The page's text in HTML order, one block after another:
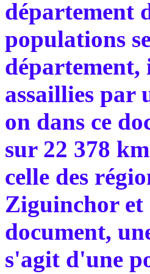
département
populations
département,
assaillies par
on dans ce
sur 22 378
celle des
Ziguinchor
document,
s'agit d'une